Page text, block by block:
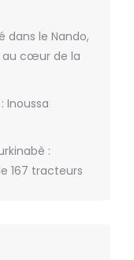
dans le Nando,
au cœur de la
Inoussa
:
167 tracteurs